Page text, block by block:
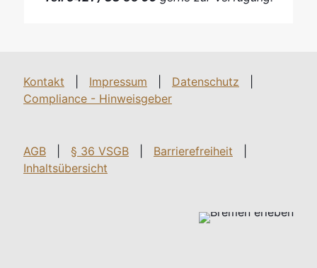
Kontakt Impressum Datenschutz
Compliance - Hinweisgeber
AGB § 36 VSGB Barrierefreiheit
Inhaltsübersicht